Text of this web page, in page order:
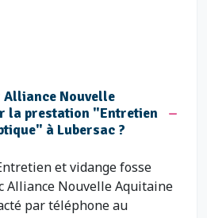
Alliance Nouvelle
la prestation "Entretien
à Lubersac ?
et vidange fosse
Alliance Nouvelle Aquitaine
par téléphone au